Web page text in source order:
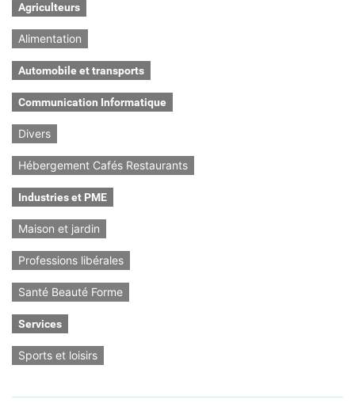
Agriculteurs
Alimentation
Automobile et transports
Communication Informatique
Divers
Hébergement Cafés Restaurants
Industries et PME
Maison et jardin
Professions libérales
Santé Beauté Forme
Services
Sports et loisirs